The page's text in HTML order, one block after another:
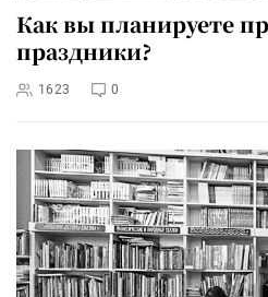
Как вы планируете
праздники?
1623 0